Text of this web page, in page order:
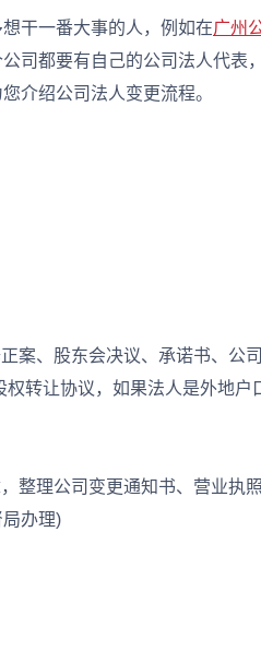
干一番大事的人，例如在广州
司都要有自己的公司法人代表
介绍公司法人变更流程。
、股东会决议、承诺书、公
转让协议，如果法人是外地户
理公司变更通知书、营业执
办理)